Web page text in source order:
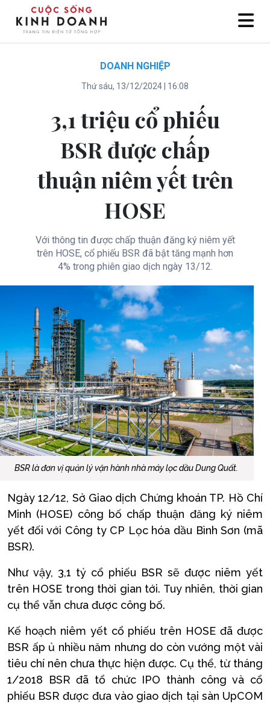
DOANH NGHIỆP
Thứ sáu, 13/12/2024 | 16:08
3,1 triệu cổ phiếu
BSR được chấp
thuận niêm yết trên
HOSE
Với thông tin được chấp thuận đăng ký niêm yết
trên HOSE, cổ phiếu BSR đã bật tăng mạnh hơn
4% trong phiên giao dịch ngày 13/12.
BSR là đơn vị quản lý vận hành nhà máy lọc dầu Dung Quất.
Ngày 12/12, Sở Giao dịch Chứng khoán TP. Hồ Chí
Minh (HOSE) công bố chấp thuận đăng ký niêm
yết đối với Công ty CP Lọc hóa dầu Bình Sơn (mã
BSR).
Như vậy, 3,1 tỷ cổ phiếu BSR sẽ được niêm yết
trên HOSE trong thời gian tới. Tuy nhiên, thời gian
cụ thể vẫn chưa được công bố.
Kế hoạch niêm yết cổ phiếu trên HOSE đã được
BSR ấp ủ nhiều năm nhưng do còn vướng một vài
tiêu chí nên chưa thực hiện được. Cụ thể, từ tháng
1/2018 BSR đã tổ chức IPO thành công và cổ
phiếu BSR được đưa vào giao dịch tại sàn UpCOM